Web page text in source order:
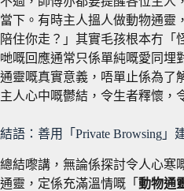
當下。有時主人搵人做動物通靈
陪住你走？」其實毛孩根本冇「
哋嘅回應通常只係單純嘅愛同埋
通靈嘅真實意義，唔單止係為了
主人心中嘅鬱結，令生者釋懷，
結語：善用「Private Browsing」
總結嚟講，無論係探討令人心寒
通靈，定係充滿溫情嘅「 動物通